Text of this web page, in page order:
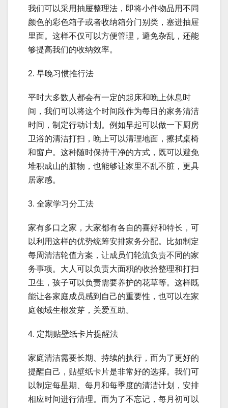
我们可以采用抽屉整理法，即将小件物品用不同
颜色的彩色箱子或者收纳箱分门别类，塞进抽屉
里面。这样不仅可以方便管理，避免杂乱，还能
够提高我们的收纳效率。
2. 早晚习惯推行法
平时大多数人都会有一定的起床和晚上休息时
间，我们可以将这个时间段作为每日的家务清洁
时间，制定行动计划。例如早起可以做一下厨房
卫浴的清洁打扫，晚上可以清理地面，擦拭桌椅
和窗户。这种随时保持干净的方式，既可以避免
堆积成山的脏物，也能够让家里不乱不脏，更具
居家感。
3. 全家学习分工法
家有多口之家，大家都有各自的喜好和特长，可
以利用这样的优势统筹安排家务分配。比如制定
每周清洁轮值方案，让成员们轮流负责不同的家
务事项。大人可以负责大面积的收拾整理和打扫
卫生，孩子可以负责需要养护的花草等。这样既
能让各家庭成员感到自己的重要性，也可以在家
庭领域生根发芽，关爱互助。
4. 定期贴壁纸卡片提醒法
家庭清洁需要长期、持续的执行，而为了更好的
提醒自己，贴壁纸卡片是非常好的选择。我们可
以制定每星期、每月和每季度的清洁计划，安排
相应时间进行清理。而为了不忘记，每月初可以